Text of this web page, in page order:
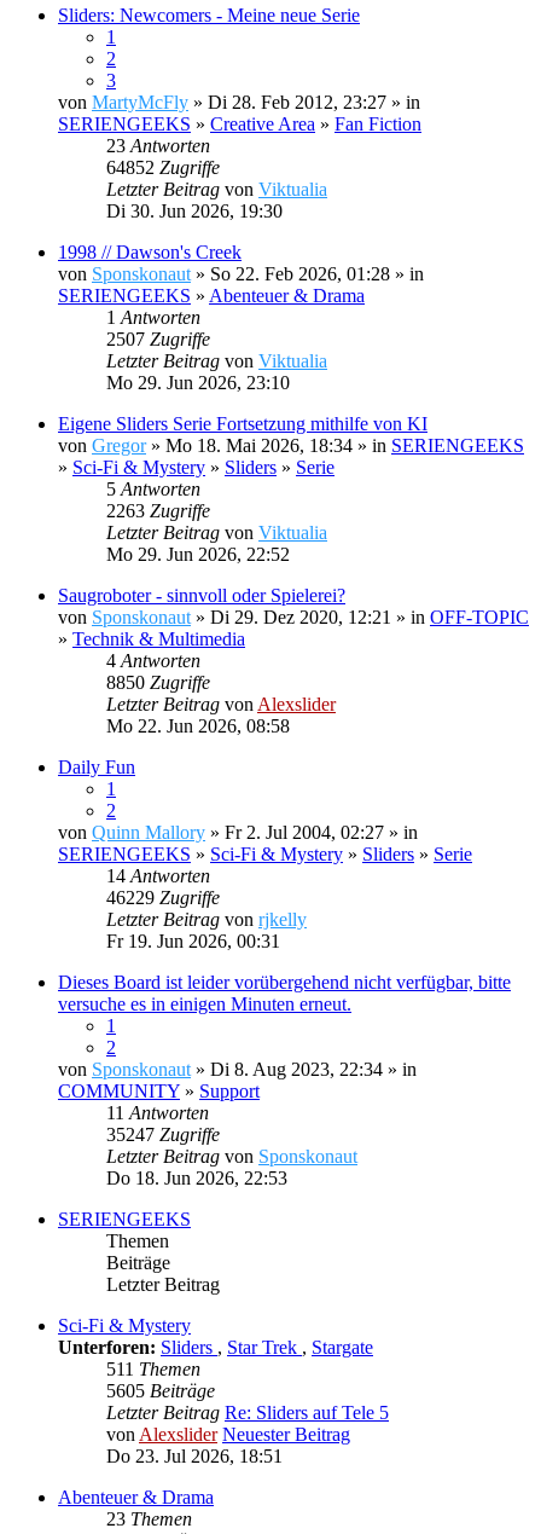
Sliders: Newcomers - Meine neue Serie
1
2
3
von MartyMcFly » Di 28. Feb 2012, 23:27 » in
SERIENGEEKS » Creative Area » Fan Fiction
23 Antworten
64852 Zugriffe
Letzter Beitrag von Viktualia
Di 30. Jun 2026, 19:30
1998 // Dawson's Creek
von Sponskonaut » So 22. Feb 2026, 01:28 » in
SERIENGEEKS » Abenteuer & Drama
1 Antworten
2507 Zugriffe
Letzter Beitrag von Viktualia
Mo 29. Jun 2026, 23:10
Eigene Sliders Serie Fortsetzung mithilfe von KI
von Gregor» Mo 18. Mai 2026, 18:34 » in SERIENGEEKS
» Sci-Fi & Mystery » Sliders » Serie
5 Antworten
2263 Zugriffe
Letzter Beitrag von Viktualia
Mo 29. Jun 2026, 22:52
Saugroboter - sinnvoll oder Spielerei?
von Sponskonaut » Di 29. Dez 2020, 12:21 » in OFF-TOPIC
» Technik & Multimedia
4 Antworten
8850 Zugriffe
Letzter Beitrag von Alexslider
Mo 22. Jun 2026, 08:58
Daily Fun
1
2
von Quinn Mallory » Fr 2. Jul 2004, 02:27 » in
SERIENGEEKS » Sci-Fi & Mystery » Sliders » Serie
14 Antworten
46229 Zugriffe
Letzter Beitrag von rjkelly
Fr 19. Jun 2026, 00:31
Dieses Board ist leider vorübergehend nicht verfügbar, bitte
versuche es in einigen Minuten erneut.
1
2
von Sponskonaut » Di 8. Aug 2023, 22:34 » in
COMMUNITY » Support
11 Antworten
35247 Zugriffe
Letzter Beitrag von Sponskonaut
Do 18. Jun 2026, 22:53
SERIENGEEKS
Themen
Beiträge
Letzter Beitrag
Sci-Fi & Mystery
Unterforen: Sliders , Star Trek , Stargate
511 Themen
5605 Beiträge
Letzter Beitrag Re: Sliders auf Tele 5
von Alexslider Neuester Beitrag
Do 23. Jul 2026, 18:51
Abenteuer & Drama
23 Themen